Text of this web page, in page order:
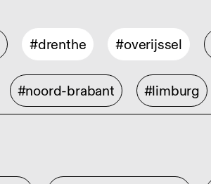
#drenthe #overijssel
#noord-brabant #limburg